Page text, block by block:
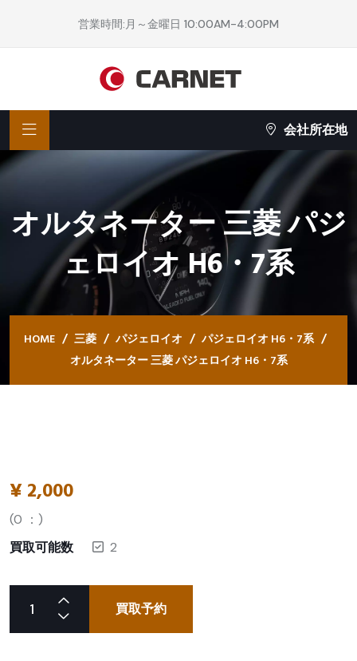
営業時間:月～金曜日 10:00AM-4:00PM
会社所在地
オルタネーター 三菱 パジ
ェロイオ H6・7系
HOME 三菱 パジェロイオ
パジェロイオ H6・7系
オルタネーター 三菱 パジェロイオ H6・7系
¥ 2,000
(0 ：)
買取可能数
2
買取予約